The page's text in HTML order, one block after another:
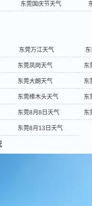
东莞国庆节天气
东莞万江天气
东莞凤岗天气 东
东莞大朗天气 东
东莞樟木头天气 东
东莞8月8日天气 东
东莞8月13日天气